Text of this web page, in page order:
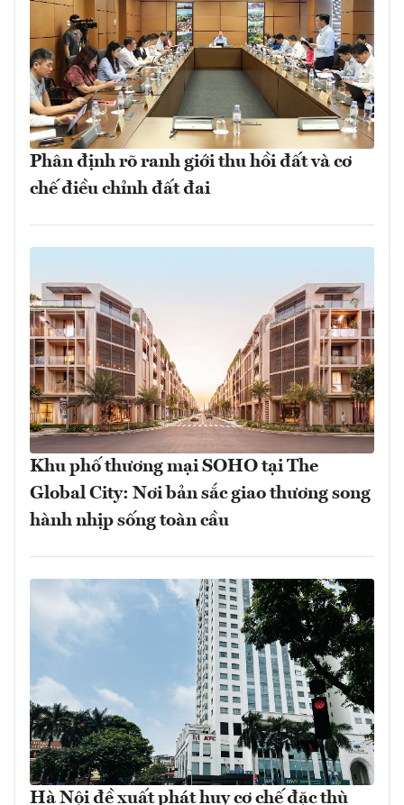
Phân định rõ ranh giới thu hồi đất và cơ
chế điều chỉnh đất đai
Khu phố thương mại SOHO tại The
Global City: Nơi bản sắc giao thương song
hành nhịp sống toàn cầu
Hà Nội đề xuất phát huy cơ chế đặc thù